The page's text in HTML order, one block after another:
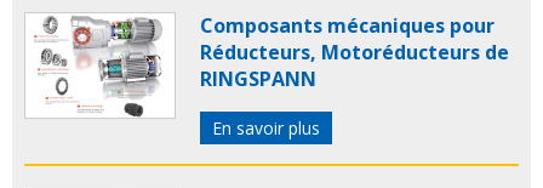
Composants mécaniques pour
Réducteurs, Motoréducteurs de
RINGSPANN
En savoir plus